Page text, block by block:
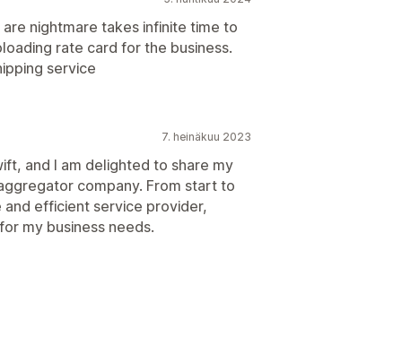
nightmare takes infinite time to
rate card for the business.
service
7. heinäkuu 2023
and I am delighted to share my
company. From start to
efficient service provider,
my business needs.